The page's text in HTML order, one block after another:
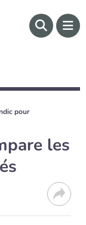
pour
les